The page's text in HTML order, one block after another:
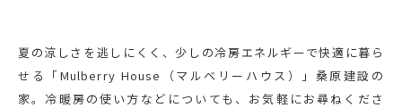
夏の涼しさを逃しにくく、少しの冷房エネルギーで快適に暮ら
せる「Mulberry House（マルベリーハウス）」桑原建設の
家。冷暖房の使い方などについても、お気軽にお尋ねくださ